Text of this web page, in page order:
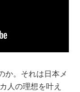
か。それは日本メ
人の理想を叶え